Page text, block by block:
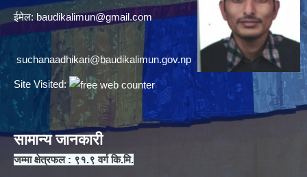
ईमेल: baudikalimun@gmail.com
suchanaadhikari@baudikalimun.gov.np
Site Visited:
सामान्य जानकारी
जम्मा क्षेत्रफल : ९१.९ वर्ग कि.मि.